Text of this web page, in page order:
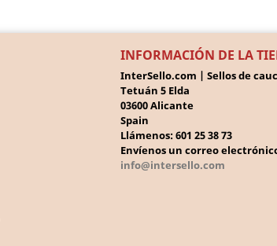
INFORMACIÓN DE LA
InterSello.com | Sellos de
Tetuán 5 Elda
03600 Alicante
Spain
Llámenos:601 25 38 73
Envíenos un correo
info@intersello.com